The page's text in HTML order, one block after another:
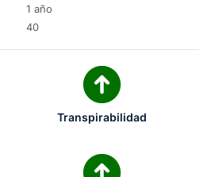
1 año
40
Transpirabilidad